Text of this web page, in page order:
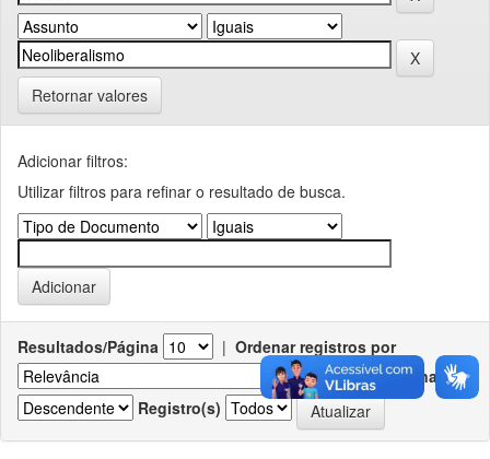
Retornar valores
Adicionar filtros:
Utilizar filtros para refinar o resultado de busca.
Resultados/Página | Ordenar registros por
Ordenar
Registro(s)